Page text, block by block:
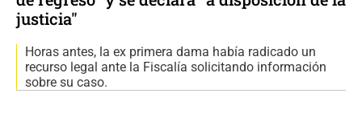
justicia"
Horas antes, la ex primera dama había radicado un
recurso legal ante la Fiscalía solicitando información
sobre su caso.